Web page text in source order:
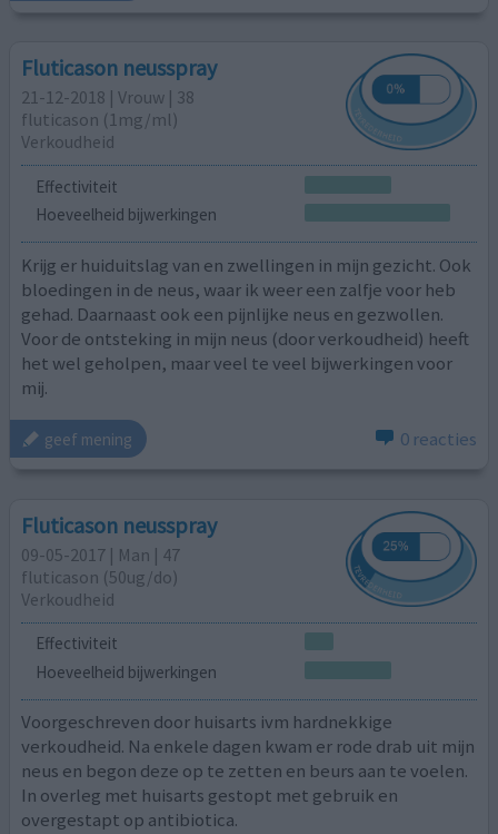
Fluticason neusspray
21-12-2018 | Vrouw | 38
fluticason (1mg/ml)
Verkoudheid
Effectiviteit
Hoeveelheid bijwerkingen
Krijg er huiduitslag van en zwellingen in mijn gezicht. Ook
bloedingen in de neus, waar ik weer een zalfje voor heb
gehad. Daarnaast ook een pijnlijke neus en gezwollen.
Voor de ontsteking in mijn neus (door verkoudheid) heeft
het wel geholpen, maar veel te veel bijwerkingen voor
mij.
geef mening 0 reacties
Fluticason neusspray
09-05-2017 | Man | 47
fluticason (50ug/do)
Verkoudheid
Effectiviteit
Hoeveelheid bijwerkingen
Voorgeschreven door huisarts ivm hardnekkige
verkoudheid. Na enkele dagen kwam er rode drab uit mijn
neus en begon deze op te zetten en beurs aan te voelen.
In overleg met huisarts gestopt met gebruik en
overgestapt op antibiotica.